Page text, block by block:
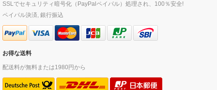
SSLでセキュリティ暗号化（PayPalペイパル）処理され、100％安全!
ペイパル決済, 銀行振込
お得な送料
配送料が無料または1980円から